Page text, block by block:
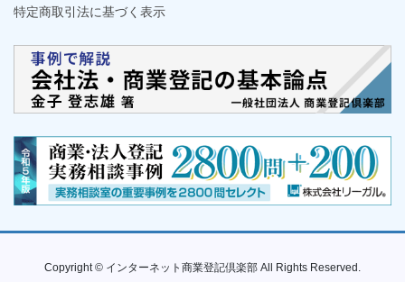
特定商取引法に基づく表示
Copyright © インターネット商業登記倶楽部 All Rights Reserved.